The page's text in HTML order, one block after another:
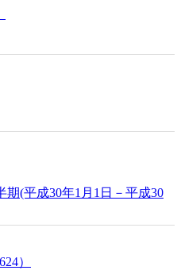
期(平成30年1月1日－平成30
）